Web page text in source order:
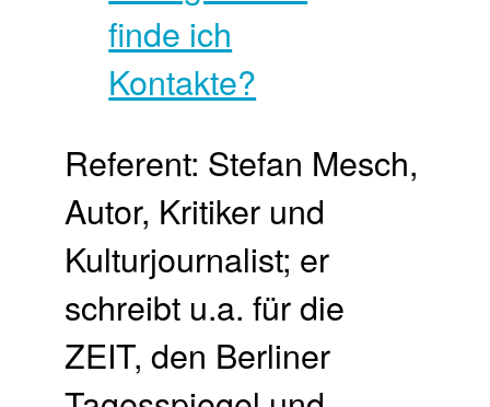
Referent: Stefan Mesch,
Autor, Kritiker und
Kulturjournalist; er
schreibt u.a. für die
ZEIT, den Berliner